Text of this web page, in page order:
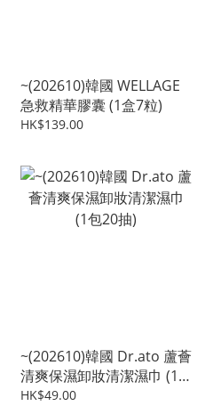
~(202610)韓國 WELLAGE
急救精華膠囊 (1盒7粒)
HK$139.00
~(202610)韓國 Dr.ato 蘆薈
清爽保濕卸妝清潔濕巾 (1
包20抽)
HK$49.00